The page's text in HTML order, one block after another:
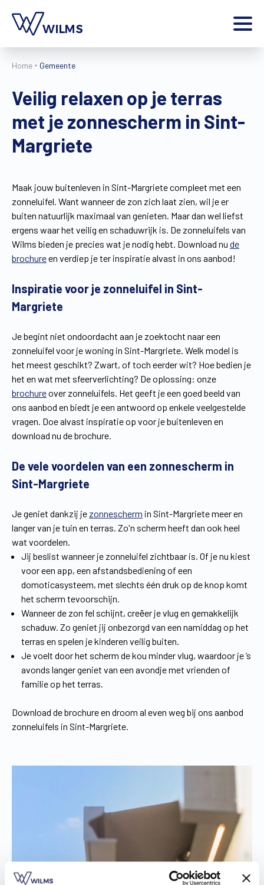
Home
Producten
Extra
Jobs
Wilms World
NL
Home Gemeente
Veilig relaxen op je terras
met je zonnescherm in Sint-
Margriete
Maak jouw buitenleven in Sint-Margriete compleet met een
zonneluifel. Want wanneer de zon zich laat zien, wil je er
buiten natuurlijk maximaal van genieten. Maar dan wel liefst
ergens waar het veilig en schaduwrijk is. De zonneluifels van
Wilms bieden je precies wat je nodig hebt. Download nu de
brochureen verdiep je ter inspiratie alvast in ons aanbod!
Inspiratie voor je zonneluifel in Sint-
Margriete
Je begint niet ondoordacht aan je zoektocht naar een
zonneluifel voor je woning in Sint-Margriete. Welk model is
het meest geschikt? Zwart, of toch eerder wit? Hoe bedien je
het en wat met sfeerverlichting? De oplossing: onze
brochureover zonneluifels. Het geeft je een goed beeld van
ons aanbod en biedt je een antwoord op enkele veelgestelde
vragen. Doe alvast inspiratie op voor je buitenleven en
download nu de brochure.
De vele voordelen van een zonnescherm in
Sint-Margriete
Je geniet dankzij je zonnescherm in Sint-Margriete meer en
langer van je tuin en terras. Zo'n scherm heeft dan ook heel
wat voordelen.
Jij beslist wanneer je zonneluifel zichtbaar is. Of je nu kiest
voor een app, een afstandsbediening of een
domoticasysteem, met slechts één druk op de knop komt
het scherm tevoorschijn.
Wanneer de zon fel schijnt, creëer je vlug en gemakkelijk
schaduw. Zo geniet jij onbezorgd van een namiddag op het
terras en spelen je kinderen veilig buiten.
Je voelt door het scherm de kou minder vlug, waardoor je ’s
avonds langer geniet van een avondje met vrienden of
familie op het terras.
Download de brochure en droom al even weg bij ons aanbod
zonneluifels in Sint-Margriete.